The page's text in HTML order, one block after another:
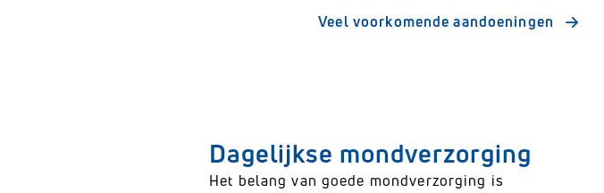
Veel voorkomende aandoeningen
Dagelijkse mondverzorging
Het belang van goede mondverzorging is